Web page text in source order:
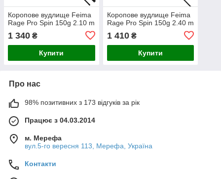
Коропове вудлище Feima
Rage Pro Spin 150g 2.10 m
1 340 ₴
Купити
Коропове вудлище Feima
Rage Pro Spin 150g 2.40 m
1 410₴
Купити
Про нас
98% позитивних з 173 відгуків за рік
Працює з 04.03.2014
м. Мерефа
вул.5-го вересня 113, Мерефа, Україна
Контакти